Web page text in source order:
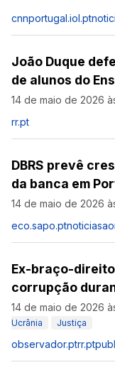
cnnportugal.iol.pt
João Duque
de alunos do
14 de maio de 2026
rr.pt
DBRS prevê
da banca em
14 de maio de 2026
eco.sapo.pt
Ex-braço-
corrupção
14 de maio de 2026
Ucrânia
Justiça
observador.ptrr.pt